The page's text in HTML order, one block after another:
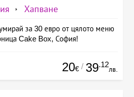
Хапване
за 30 евро от цялото меню
Cake Box, София!
20€ / 39.12
лв.